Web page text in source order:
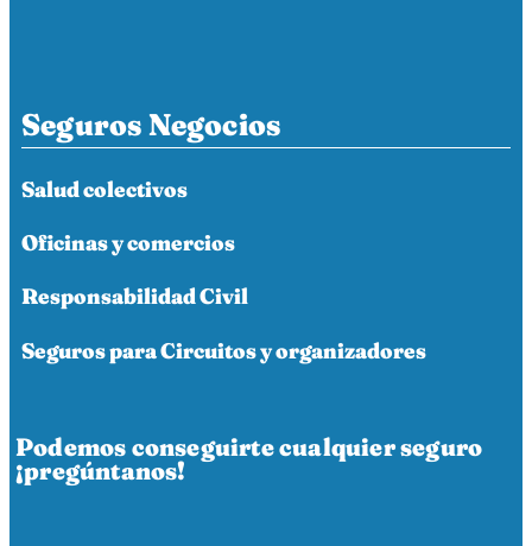
Seguros Negocios
Salud colectivos
Oficinas y comercios
Responsabilidad Civil
Seguros para Circuitos y organizadores
Podemos conseguirte cualquier seguro
¡pregúntanos!